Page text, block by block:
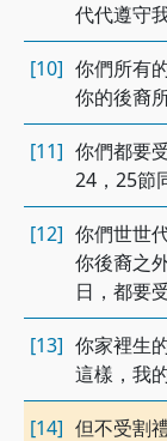
代代遵守
[10] 你們所有
你的後裔
[11] 你們都要
24，25節
[12] 你們世世
你後裔之
日，都要
[13] 你家裡生
這樣，我
[14] 但不受割